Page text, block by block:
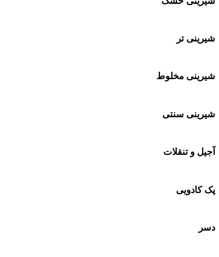
شیرینی تر
شیرینی مخلوط
شیرینی سنتی
آجیل و تنقلات
پک کادویی
دسر